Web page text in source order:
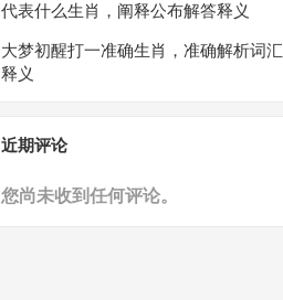
代表什么生肖，阐释公布解答释义
大梦初醒打一准确生肖，准确解析词汇
释义
近期评论
您尚未收到任何评论。